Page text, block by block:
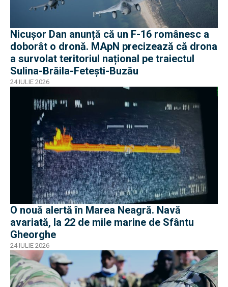
Nicușor Dan anunță că un F-16 românesc a
doborât o dronă. MApN precizează că drona
a survolat teritoriul național pe traiectul
Sulina-Brăila-Fetești-Buzău
24 IULIE 2026
O nouă alertă în Marea Neagră. Navă
avariată, la 22 de mile marine de Sfântu
Gheorghe
24 IULIE 2026